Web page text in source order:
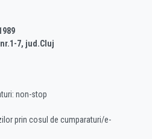
7, jud.Cluj
non-stop
prin cosul de cumparaturi/e-